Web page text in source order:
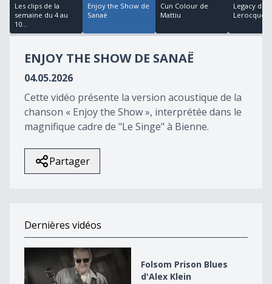
34
seconds
Les clips de la
semaine du 4 au
10...
Enjoy the Show de
Sanaë
Cun Colour de
Mattiu
Legacy de
Lerocque
ENJOY THE SHOW DE SANAË
04.05.2026
Cette vidéo présente la version acoustique de la
chanson « Enjoy the Show », interprétée dans le
magnifique cadre de "Le Singe" à Bienne.
Partager
Dernières vidéos
Folsom Prison Blues d&#039;Alex Klein
Folsom Prison Blues
d'Alex Klein